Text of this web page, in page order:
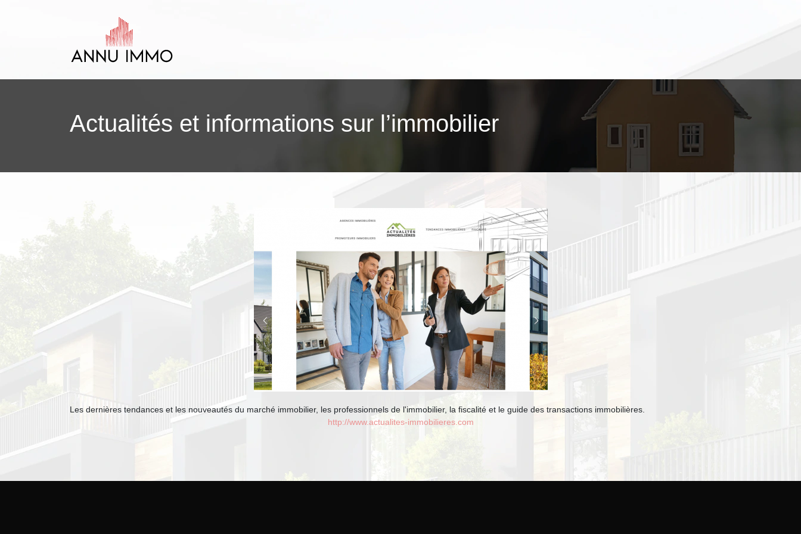
Actualités et informations sur l’immobilier
Les dernières tendances et les nouveautés du marché immobilier, les professionnels de l'immobilier, la fiscalité et le guide des transactions immobilières.
http://www.actualites-immobilieres.com